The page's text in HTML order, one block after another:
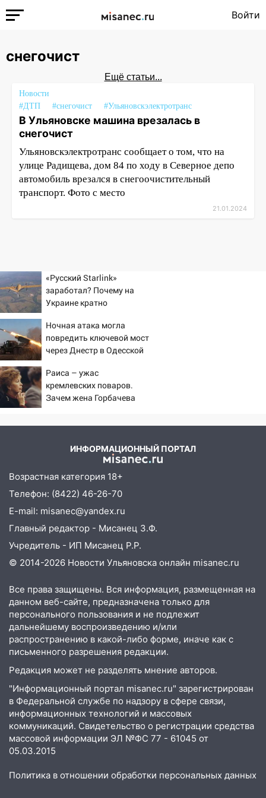
Войти
снегочист
Ещё статьи...
Новости
#ДТП
#снегочист #Ульяновскэлектротранс
В Ульяновске машина врезалась в
снегочист
Ульяновскэлектротранс сообщает о том, что на
улице Радищева, дом 84 по ходу в Северное депо
автомобиль врезался в снегоочистительный
транспорт. Фото с место
21.01.2024
«Русский Starlink»
заработал? Почему на
Украине кратно
попаданий по объектам
ВСУ
Ночная атака могла
повредить ключевой мост
через Днестр в Одесской
Раиса – ужас
кремлевских поваров.
Зачем жена Горбачева
ИНФОРМАЦИОННЫЙ ПОРТАЛ
Возрастная категория 18+
Телефон: (8422) 46-26-70
E-mail: misanec@yandex.ru
Главный редактор - Мисанец З.Ф.
Учредитель - ИП Мисанец Р.Р.
© 2014-2026 Новости Ульяновска онлайн misanec.ru
Все права защищены. Вся информация, размещенная на
данном веб-сайте, предназначена только для
персонального пользования и не подлежит
дальнейшему воспроизведению и/или
распространению в какой-либо форме, иначе как с
письменного разрешения редакции.
Редакция может не разделять мнение авторов.
"Информационный портал misanec.ru" зарегистрирован
в Федеральной службе по надзору в сфере связи,
информационных технологий и массовых
коммуникаций. Свидетельство о регистрации средства
массовой информации ЭЛ №ФС 77 - 61045 от
05.03.2015
Политика в отношении обработки персональных данных